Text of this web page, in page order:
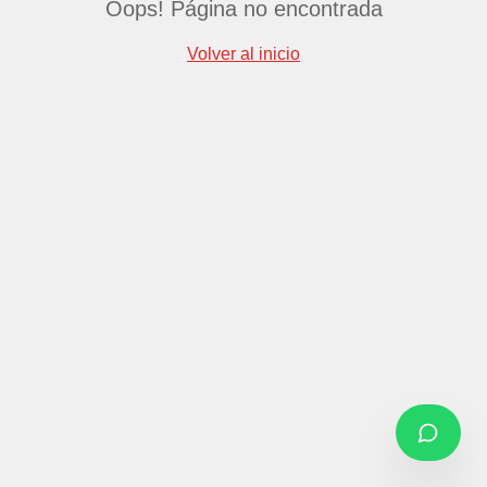
Oops! Página no encontrada
Volver al inicio